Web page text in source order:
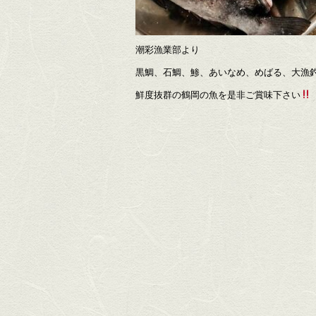
潮彩漁業部より
黒鯛、石鯛、鯵、あいなめ、めばる、大漁
鮮度抜群の鶴岡の魚を是非ご賞味下さい